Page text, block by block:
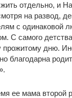
отдельно, и
на развод,
с одинаковой
С самого
прожитому дню.
благодарна
ее мама второй